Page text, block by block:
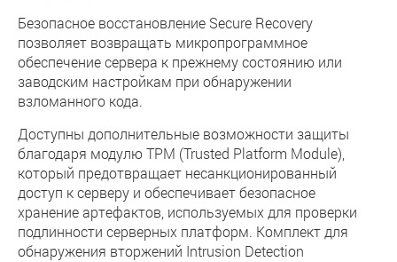
Безопасное восстановление Secure Recovery
позволяет возвращать микропрограммное
обеспечение сервера к прежнему состоянию или
заводским настройкам при обнаружении
взломанного кода.
Доступны дополнительные возможности защиты
благодаря модулю TPM (Trusted Platform Module),
который предотвращает несанкционированный
доступ к серверу и обеспечивает безопасное
хранение артефактов, используемых для проверки
подлинности серверных платформ. Комплект для
обнаружения вторжений Intrusion Detection